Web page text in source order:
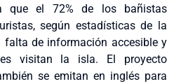
que el 72% de los bañistas
según estadísticas de la
falta de información accesible y
visitan la isla. El proyecto
se emitan en inglés para